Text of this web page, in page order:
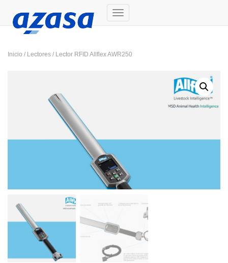
Cambiar modo de navegación
Inicio / Lectores / Lector RFID Allflex AWR250